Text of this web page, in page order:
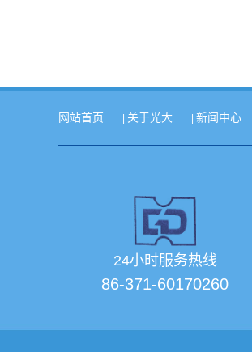
网站首页 关于光大 新闻中心
24小时服务热线
86-371-60170260